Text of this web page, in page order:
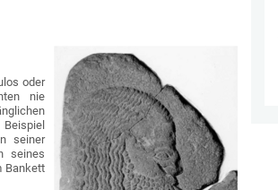
oder
nie
seiner
seines
Bankett